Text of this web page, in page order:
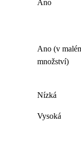
Ano
Ano (v
množství)
Nízká
Vysoká